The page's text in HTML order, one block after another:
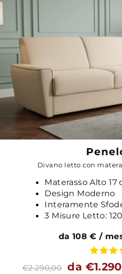
Divano letto con
Materasso Alto 17
Design Moderno
Interamente
3 Misure Letto:
da 108 € /
Prezzo
€2.290,00 Prezzo
da